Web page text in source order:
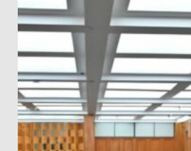
ARTE, CIENCIA
BAJO